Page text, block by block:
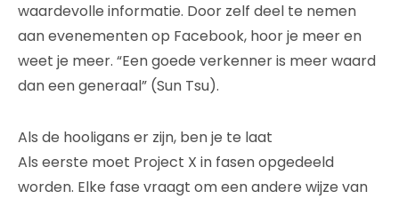
waardevolle informatie. Door zelf deel te nemen
aan evenementen op Facebook, hoor je meer en
weet je meer. “Een goede verkenner is meer waard
dan een generaal” (Sun Tsu).
Als de hooligans er zijn, ben je te laat
Als eerste moet Project X in fasen opgedeeld
worden. Elke fase vraagt om een andere wijze van